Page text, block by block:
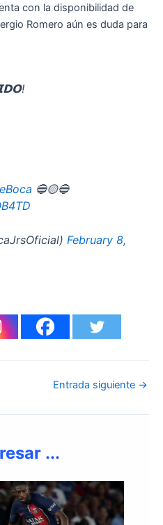
con la disponibilidad de
Romero aún es duda para
🔵🟡🔵
February 8,
Entrada siguiente →
...